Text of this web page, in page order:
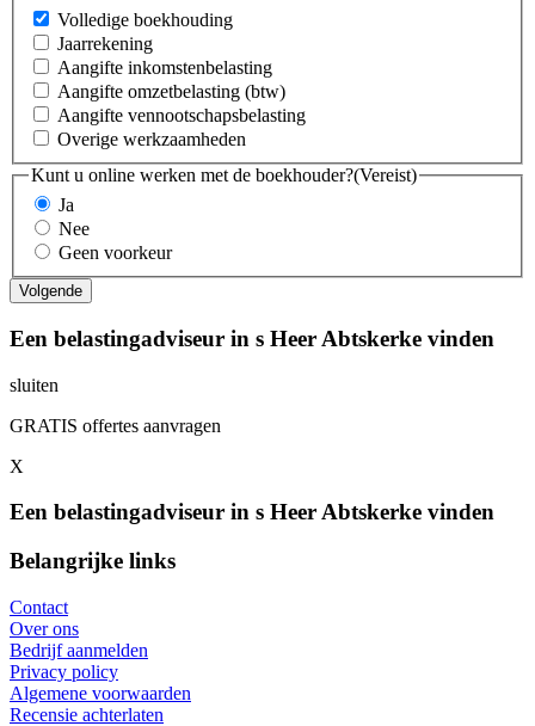
Volledige boekhouding
Jaarrekening
Aangifte inkomstenbelasting
Aangifte omzetbelasting (btw)
Aangifte vennootschapsbelasting
Overige werkzaamheden
Kunt u online werken met de boekhouder?(Vereist)
Ja
Nee
Geen voorkeur
Een belastingadviseur in s Heer Abtskerke vinden
sluiten
GRATIS offertes aanvragen
X
Een belastingadviseur in s Heer Abtskerke vinden
Belangrijke links
Contact
Over ons
Bedrijf aanmelden
Privacy policy
Algemene voorwaarden
Recensie achterlaten